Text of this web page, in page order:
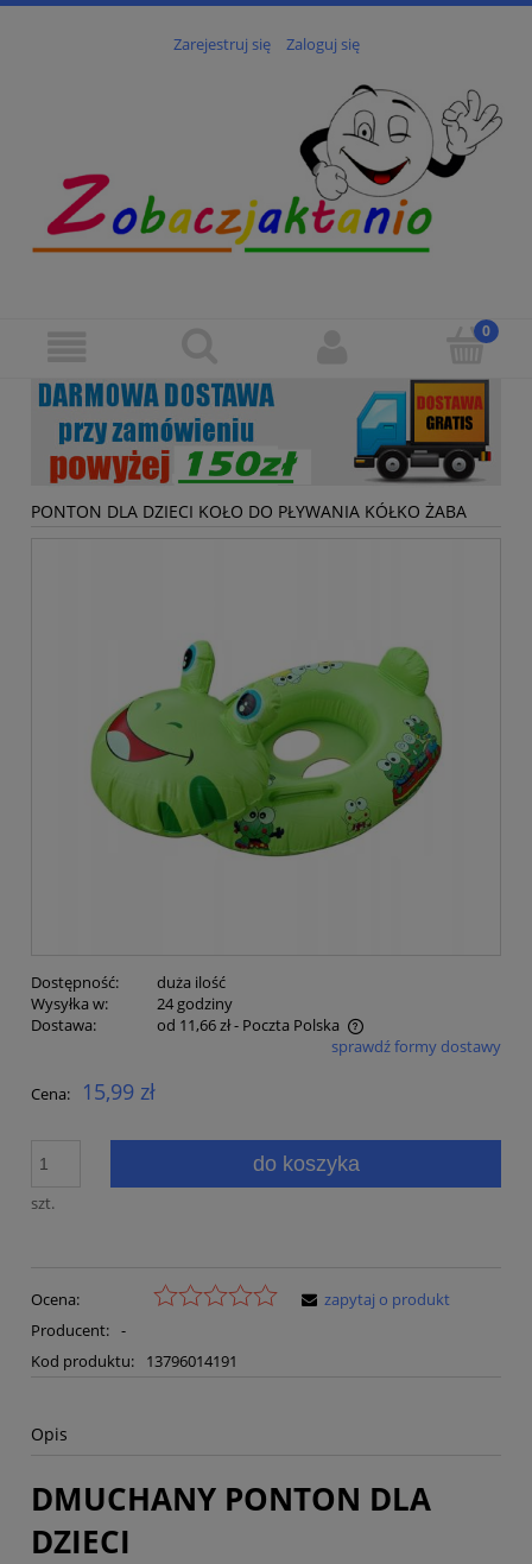
Zarejestruj się Zaloguj się
PONTON DLA DZIECI KOŁO DO PŁYWANIA KÓŁKO ŻABA
Dostępność:
duża ilość
Wysyłka w:
24 godziny
Dostawa:
od 11,66 zł- Poczta Polska
Cena nie zawiera ewentualnych kosztów płatnościsprawdź formy dostawy
Cena: 15,99 zł
szt.
do koszyka
Ocena:
Producent: -
Kod produktu:
13796014191
zapytaj o produkt
Opis
DMUCHANY PONTON DLA
DZIECI